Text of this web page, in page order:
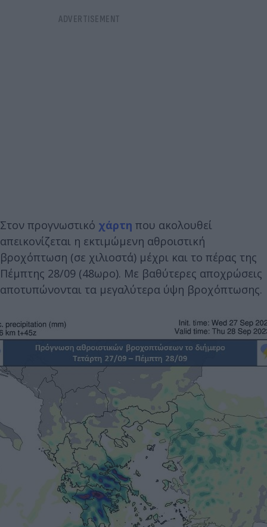
Στον προγνωστικό χάρτη που ακολουθεί
απεικονίζεται η εκτιμώμενη αθροιστική
βροχόπτωση (σε χιλιοστά) μέχρι και το πέρας της
Πέμπτης 28/09 (48ωρο). Με βαθύτερες αποχρώσεις
αποτυπώνονται τα μεγαλύτερα ύψη βροχόπτωσης.